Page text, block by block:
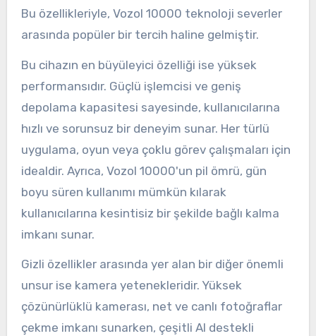
Bu özellikleriyle, Vozol 10000 teknoloji severler
arasında popüler bir tercih haline gelmiştir.
Bu cihazın en büyüleyici özelliği ise yüksek
performansıdır. Güçlü işlemcisi ve geniş
depolama kapasitesi sayesinde, kullanıcılarına
hızlı ve sorunsuz bir deneyim sunar. Her türlü
uygulama, oyun veya çoklu görev çalışmaları için
idealdir. Ayrıca, Vozol 10000'un pil ömrü, gün
boyu süren kullanımı mümkün kılarak
kullanıcılarına kesintisiz bir şekilde bağlı kalma
imkanı sunar.
Gizli özellikler arasında yer alan bir diğer önemli
unsur ise kamera yetenekleridir. Yüksek
çözünürlüklü kamerası, net ve canlı fotoğraflar
çekme imkanı sunarken, çeşitli AI destekli